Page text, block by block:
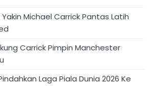
Michael Carrick Pantas Latih
Carrick Pimpin Manchester
Laga Piala Dunia 2026 Ke